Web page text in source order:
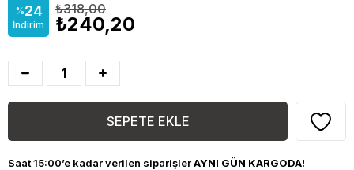
%24
İndirim
₺318,00
₺240,20
Saat 15:00’e kadar verilen siparişlerAYNI GÜN KARGODA!